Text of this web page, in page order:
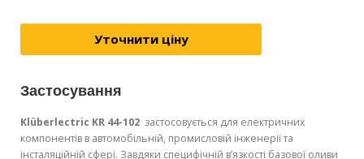
Уточнити ціну
Застосування
Klüberlectric KR 44-102 застосовується для електричних
компонентів в автомобільній, промисловій інженерії та
інсталяційній сфері. Завдяки специфічній в’язкості базової оливи